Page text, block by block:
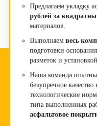
Предлагаем укладку
рублей за
материалов.
Выполняемвесь
подготовки
разметок и
Наша команда
безупречное
технологические
типа выполненных
асфальтовое